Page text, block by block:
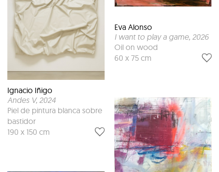
Ignacio Iñigo
Andes V, 2024
Piel de pintura blanca sobre
bastidor
190 x 150 cm
Eva Alonso
I want to play a game, 2026
Oil on wood
60 x 75 cm